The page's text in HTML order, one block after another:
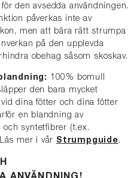
den avsedda användningen.
påverkas inte av
men att bära rätt strumpa
på den upplevda
obehag såsom skoskav.
100% bomull
den bara mycket
dina fötter och dina fötter
en blandning av
och syntetfibrer (t.ex.
mer i vår Strumpguide.